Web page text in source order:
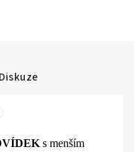
Diskuze
s menším